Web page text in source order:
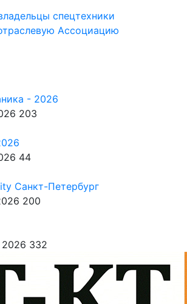
спецтехники
Ассоциацию
- 2026
203
44
Санкт-Петербург
200
2026 332